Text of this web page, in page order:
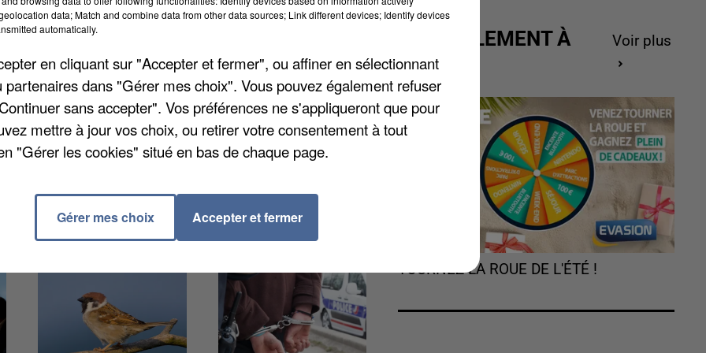
Sénart, de 10h à 17h30. C’est la 12ème fois qu’il
et les structures dédiées à l’emploi. Une vingtaine
Demain après-midi à Avon, ce sont les métiers
de postes dans le médico-social seront à pourvoir.
« Les Jardins d’Arcadie », de 14h à 17h.
ACTUELLEMENT À
GAGNER
Voir plus
TOURNEZ LA ROUE DE L'ÉTÉ !
data; Match and combine data from other data sources; Link different devices; Identify devices
automatically.
en cliquant sur "Accepter et fermer", ou affiner en sélectionnant
partenaires dans "Gérer mes choix". Vous pouvez également refuser
sans accepter". Vos préférences ne s'appliqueront que pour
mettre à jour vos choix, ou retirer votre consentement à tout
"Gérer les cookies" situé en bas de chaque page.
Gérer mes choix Accepter et fermer